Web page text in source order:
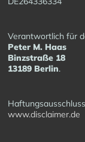
Verantwortlich für
Peter M. Haas
Binzstraße 18
13189 Berlin.
www.disclaimer.de